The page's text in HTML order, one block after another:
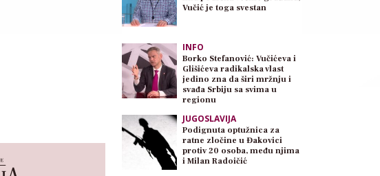
Vučić je toga svestan
INFO
Borko Stefanović: Vučićeva i
Glišićeva radikalska vlast
jedino zna da širi mržnju i
svađa Srbiju sa svima u
regionu
JUGOSLAVIJA
Podignuta optužnica za
ratne zločine u Đakovici
protiv 20 osoba, među njima
i Milan Radoičić